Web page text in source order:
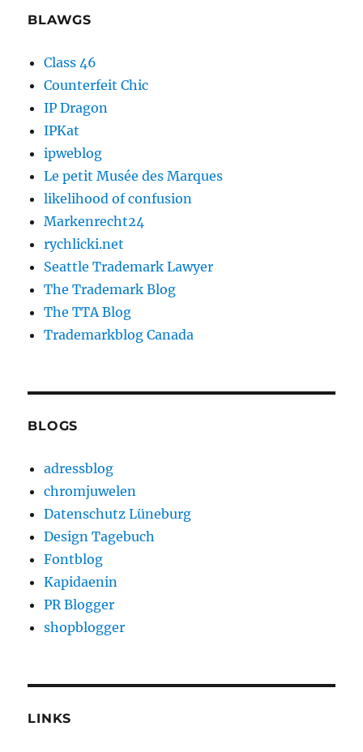
BLAWGS
Class 46
Counterfeit Chic
IP Dragon
IPKat
ipweblog
Le petit Musée des Marques
likelihood of confusion
Markenrecht24
rychlicki.net
Seattle Trademark Lawyer
The Trademark Blog
The TTA Blog
Trademarkblog Canada
BLOGS
adressblog
chromjuwelen
Datenschutz Lüneburg
Design Tagebuch
Fontblog
Kapidaenin
PR Blogger
shopblogger
LINKS